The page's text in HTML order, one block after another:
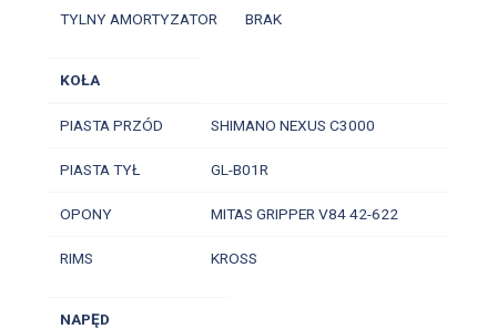
TYLNY AMORTYZATOR BRAK
KOŁA
PIASTA PRZÓD SHIMANO NEXUS C3000
PIASTA TYŁ GL-B01R
OPONY MITAS GRIPPER V84 42-622
RIMS KROSS
NAPĘD